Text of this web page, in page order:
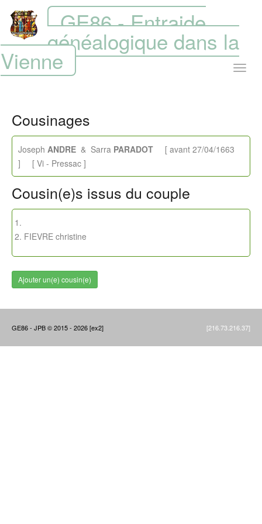
GE86 - Entraide
généalogique dans la
Vienne
Cousinages
Joseph ANDRE & Sarra PARADOT [ avant 27/04/1663
] [ Vi - Pressac ]
Cousin(e)s issus du couple
FIEVRE christine
Ajouter un(e) cousin(e)
GE86 - JPB © 2015 - 2026 [ex2] [216.73.216.37]